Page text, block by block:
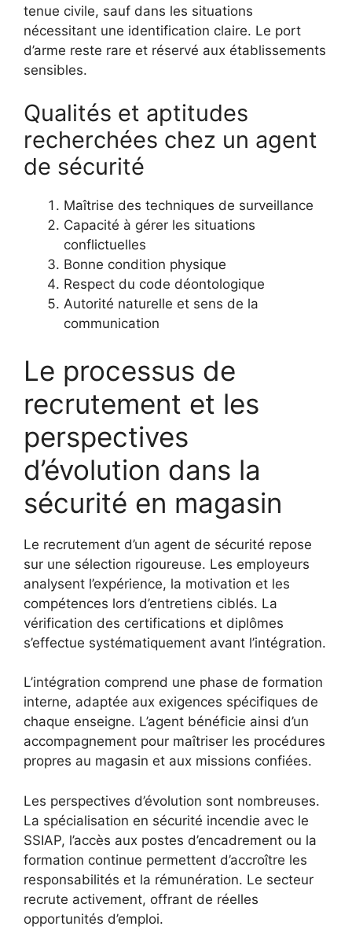
tenue civile, sauf dans les situations
nécessitant une identification claire. Le port
d’arme reste rare et réservé aux établissements
sensibles.
Qualités et aptitudes
recherchées chez un agent
de sécurité
Maîtrise des techniques de surveillance
Capacité à gérer les situations
conflictuelles
Bonne condition physique
Respect du code déontologique
Autorité naturelle et sens de la
communication
Le processus de
recrutement et les
perspectives
d’évolution dans la
sécurité en magasin
Le recrutement d’un agent de sécurité repose
sur une sélection rigoureuse. Les employeurs
analysent l’expérience, la motivation et les
compétences lors d’entretiens ciblés. La
vérification des certifications et diplômes
s’effectue systématiquement avant l’intégration.
L’intégration comprend une phase de formation
interne, adaptée aux exigences spécifiques de
chaque enseigne. L’agent bénéficie ainsi d’un
accompagnement pour maîtriser les procédures
propres au magasin et aux missions confiées.
Les perspectives d’évolution sont nombreuses.
La spécialisation en sécurité incendie avec le
SSIAP, l’accès aux postes d’encadrement ou la
formation continue permettent d’accroître les
responsabilités et la rémunération. Le secteur
recrute activement, offrant de réelles
opportunités d’emploi.